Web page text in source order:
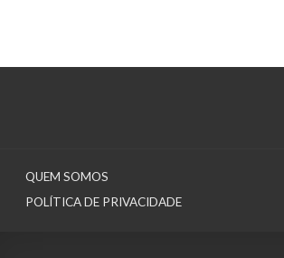
QUEM SOMOS
POLÍTICA DE PRIVACIDADE